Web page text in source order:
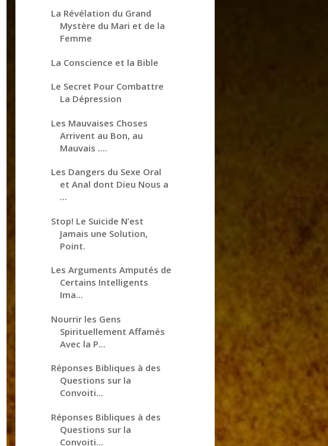
La Révélation du Grand
Mystère du Mari et de la
Femme
La Conscience et la Bible
Le Secret Pour Combattre
La Dépression
Les Mauvaises Choses
Arrivent au Bon, au
Mauvais ....
Les Dangers du Sexe Oral
et Anal dont Dieu Nous a
...
Stop! Le Suicide N’est
Jamais une Solution,
Point.
Les Arguments Amputés de
Certains Intelligents
Ima...
Nourrir les Gens
Spirituellement Affamés
Avec la P...
Réponses Bibliques à des
Questions sur la
Convoiti...
Réponses Bibliques à des
Questions sur la
Convoiti...